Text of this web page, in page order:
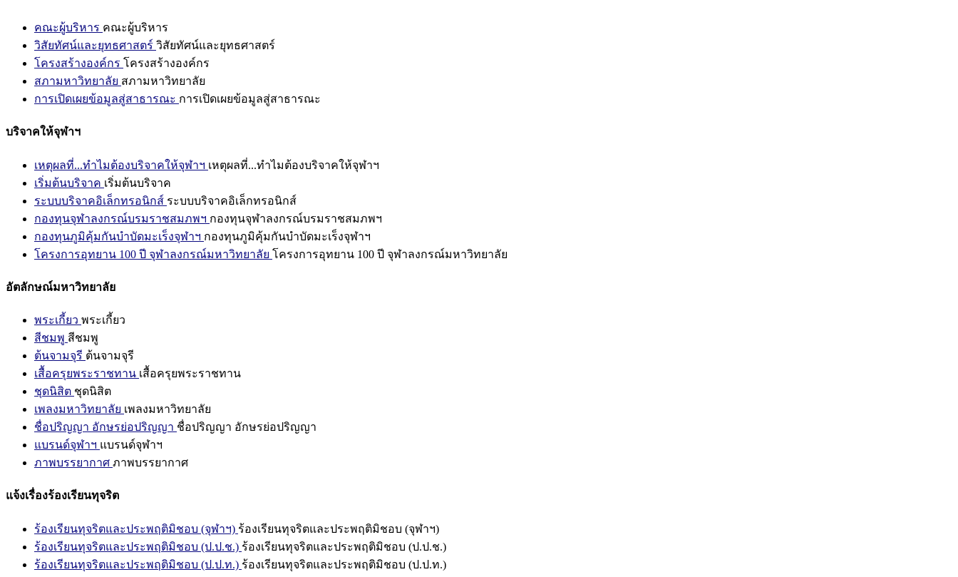
คณะผู้บริหาร คณะผู้บริหาร
วิสัยทัศน์และยุทธศาสตร์ วิสัยทัศน์และยุทธศาสตร์
โครงสร้างองค์กร โครงสร้างองค์กร
สภามหาวิทยาลัย สภามหาวิทยาลัย
การเปิดเผยข้อมูลสู่สาธารณะ การเปิดเผยข้อมูลสู่สาธารณะ
บริจาคให้จุฬาฯ
เหตุผลที่...ทำไมต้องบริจาคให้จุฬาฯ เหตุผลที่...ทำไมต้องบริจาคให้จุฬาฯ
เริ่มต้นบริจาค เริ่มต้นบริจาค
ระบบบริจาคอิเล็กทรอนิกส์ ระบบบริจาคอิเล็กทรอนิกส์
กองทุนจุฬาลงกรณ์บรมราชสมภพฯ กองทุนจุฬาลงกรณ์บรมราชสมภพฯ
กองทุนภูมิคุ้มกันบำบัดมะเร็งจุฬาฯ กองทุนภูมิคุ้มกันบำบัดมะเร็งจุฬาฯ
โครงการอุทยาน 100 ปี จุฬาลงกรณ์มหาวิทยาลัย โครงการอุทยาน 100 ปี จุฬาลงกรณ์มหาวิทยาลัย
อัตลักษณ์มหาวิทยาลัย
พระเกี้ยว พระเกี้ยว
สีชมพู สีชมพู
ต้นจามจุรี ต้นจามจุรี
เสื้อครุยพระราชทาน เสื้อครุยพระราชทาน
ชุดนิสิต ชุดนิสิต
เพลงมหาวิทยาลัย เพลงมหาวิทยาลัย
ชื่อปริญญา อักษรย่อปริญญา ชื่อปริญญา อักษรย่อปริญญา
แบรนด์จุฬาฯ แบรนด์จุฬาฯ
ภาพบรรยากาศ ภาพบรรยากาศ
แจ้งเรื่องร้องเรียนทุจริต
ร้องเรียนทุจริตและประพฤติมิชอบ (จุฬาฯ) ร้องเรียนทุจริตและประพฤติมิชอบ (จุฬาฯ)
ร้องเรียนทุจริตและประพฤติมิชอบ (ป.ป.ช.) ร้องเรียนทุจริตและประพฤติมิชอบ (ป.ป.ช.)
ร้องเรียนทุจริตและประพฤติมิชอบ (ป.ป.ท.) ร้องเรียนทุจริตและประพฤติมิชอบ (ป.ป.ท.)